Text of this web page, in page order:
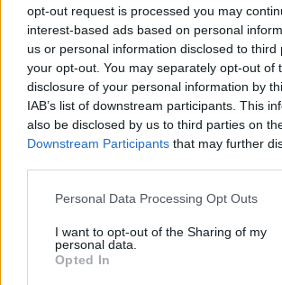
opt-out request is processed you may
interest-based ads based on personal
us or personal information disclosed to third
your opt-out. You may separately opt-out of
disclosure of your personal information by
IAB’s list of downstream participants. This
also be disclosed by us to third parties on
Downstream Participants that may further
Personal Data Processing Opt Outs
I want to opt-out of the Sharing of my
personal data.
Opted In
Στα ύψη ο υδράργυρος σε 8 περιοχές το
θερμοκρασία ξεπέρασε τους 39 βαθμούς
9 Αυγούστου, 2026
TRENDING